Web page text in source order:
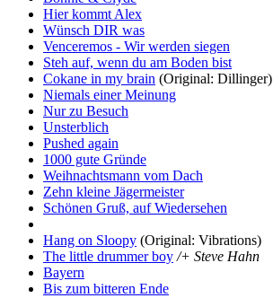
Hier kommt Alex
Wünsch DIR was
Venceremos - Wir werden siegen
Steh auf, wenn du am Boden bist
Cokane in my brain (Original: Dillinger)
Niemals einer Meinung
Nur zu Besuch
Unsterblich
Pushed again
1000 gute Gründe
Weihnachtsmann vom Dach
Zehn kleine Jägermeister
Schönen Gruß, auf Wiedersehen
Hang on Sloopy (Original: Vibrations)
The little drummer boy /+ Steve Hahn
Bayern
Bis zum bitteren Ende